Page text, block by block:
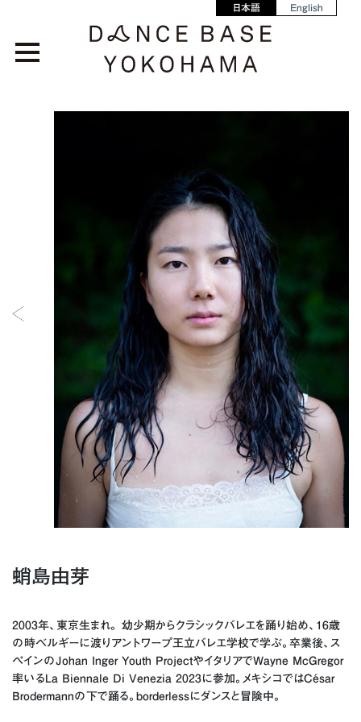
日本語 English
蛸島由芽
2003年、東京生まれ。 幼少期からクラシックバレエを踊り始め、16歳
の時ベルギーに渡りアントワープ王立バレエ学校で学ぶ。卒業後、ス
ペインのJohan Inger Youth ProjectやイタリアでWayne McGregor
率いるLa Biennale Di Venezia 2023に参加。メキシコではCésar
Brodermannの下で踊る。borderlessにダンスと冒険中。